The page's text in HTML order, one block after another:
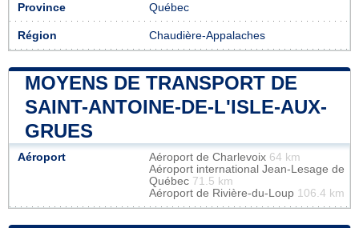
Province Québec
Région Chaudière-Appalaches
MOYENS DE TRANSPORT DE
SAINT-ANTOINE-DE-L'ISLE-AUX-
GRUES
Aéroport Aéroport de Charlevoix 64 km
Aéroport international Jean-Lesage de
Québec 71.5 km
Aéroport de Rivière-du-Loup 106.4 km